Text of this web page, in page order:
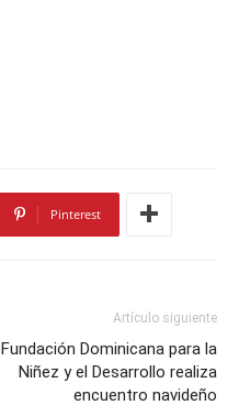
Pinterest
Artículo siguiente
Fundación Dominicana para la
Niñez y el Desarrollo realiza
encuentro navideño